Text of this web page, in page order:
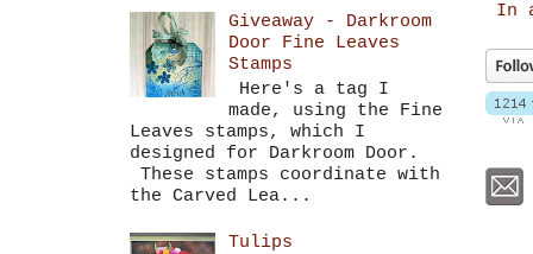
Giveaway - Darkroom
Door Fine Leaves
Stamps
Here's a tag I
made, using the Fine
Leaves stamps, which I
designed for Darkroom Door.
These stamps coordinate with
the Carved Lea...
Tulips
In